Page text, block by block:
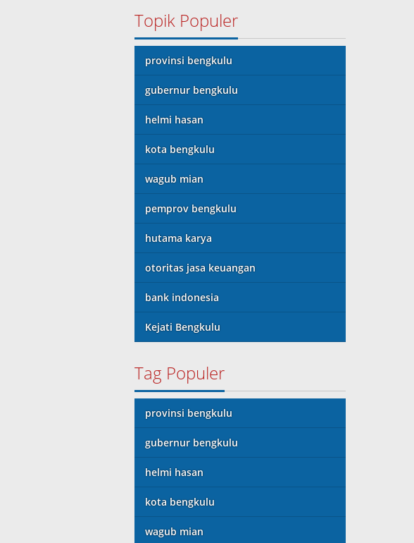
Topik Populer
provinsi bengkulu
gubernur bengkulu
helmi hasan
kota bengkulu
wagub mian
pemprov bengkulu
hutama karya
otoritas jasa keuangan
bank indonesia
Kejati Bengkulu
Tag Populer
provinsi bengkulu
gubernur bengkulu
helmi hasan
kota bengkulu
wagub mian